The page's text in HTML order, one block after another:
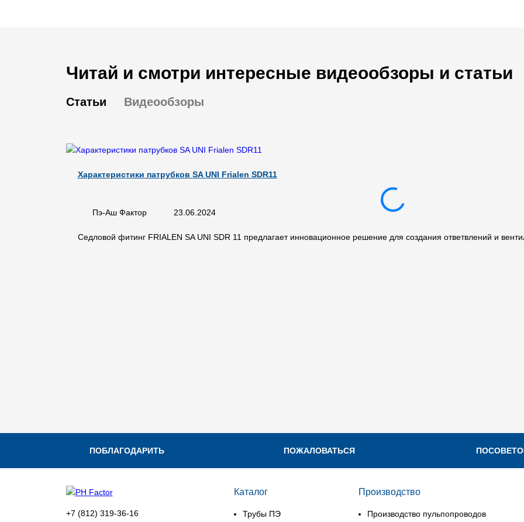
Читай и смотри интересные видеообзоры и статьи
Статьи Видеообзоры
Характеристики патрубков SA UNI Frialen SDR11
Пэ-Аш Фактор 23.06.2024
Седловой фитинг FRIALEN SA UNI SDR 11 предлагает инновационное решение для создания ответвлений и
ПОБЛАГОДАРИТЬ ПОЖАЛОВАТЬСЯ
+7 (812) 319-36-16
Каталог
Трубы ПЭ
Производство
Производство пульпопроводов